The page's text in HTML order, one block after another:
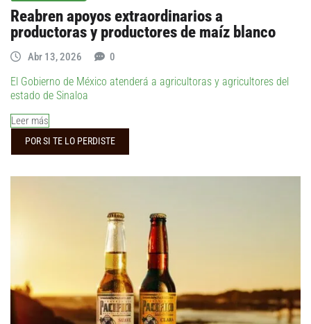
Reabren apoyos extraordinarios a
productoras y productores de maíz blanco
Abr 13, 2026 0
El Gobierno de México atenderá a agricultoras y agricultores del
estado de Sinaloa
Leer más
POR SI TE LO PERDISTE